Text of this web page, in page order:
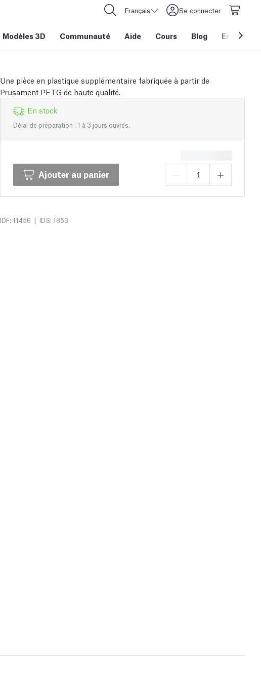
Français Se connecter
Modèles 3D Communauté Aide Cours Blog Entreprise
Une pièce en plastique supplémentaire fabriquée à partir de
Prusament PETG de haute qualité.
En stock
Délai de préparation : 1 à 3 jours ouvrés.
Ajouter au panier
IDF: 11456 | IDS: 1853